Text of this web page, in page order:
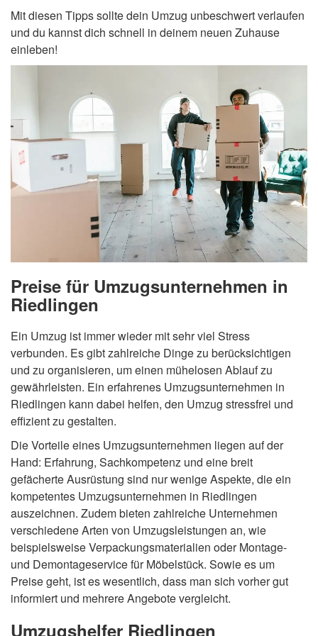
Mit diesen Tipps sollte dein Umzug unbeschwert verlaufen
und du kannst dich schnell in deinem neuen Zuhause
einleben!
Preise für Umzugsunternehmen in
Riedlingen
Ein Umzug ist immer wieder mit sehr viel Stress
verbunden. Es gibt zahlreiche Dinge zu berücksichtigen
und zu organisieren, um einen mühelosen Ablauf zu
gewährleisten. Ein erfahrenes Umzugsunternehmen in
Riedlingen kann dabei helfen, den Umzug stressfrei und
effizient zu gestalten.
Die Vorteile eines Umzugsunternehmen liegen auf der
Hand: Erfahrung, Sachkompetenz und eine breit
gefächerte Ausrüstung sind nur wenige Aspekte, die ein
kompetentes Umzugsunternehmen in Riedlingen
auszeichnen. Zudem bieten zahlreiche Unternehmen
verschiedene Arten von Umzugsleistungen an, wie
beispielsweise Verpackungsmaterialien oder Montage-
und Demontageservice für Möbelstück. Sowie es um
Preise geht, ist es wesentlich, dass man sich vorher gut
informiert und mehrere Angebote vergleicht.
Umzugshelfer Riedlingen